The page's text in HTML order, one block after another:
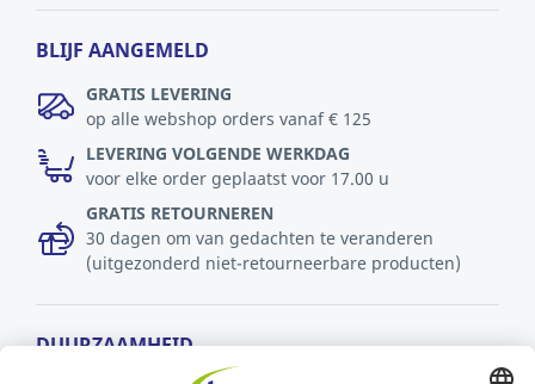
BLIJF AANGEMELD
GRATIS LEVERING
op alle webshop orders vanaf € 125
LEVERING VOLGENDE WERKDAG
voor elke order geplaatst voor 17.00 u
GRATIS RETOURNEREN
30 dagen om van gedachten te veranderen
(uitgezonderd niet-retourneerbare producten)
DUURZAAMHEID